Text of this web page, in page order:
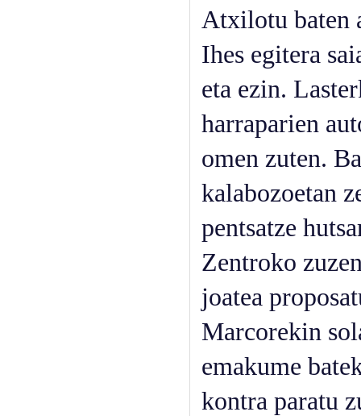
Atxilotu baten
Ihes egitera
eta ezin.
harraparien
omen zuten.
kalabozoetan
pentsatze
Zentroko
joatea
Marcorekin
emakume
kontra paratu